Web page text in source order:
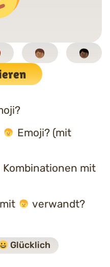
Emoji? (mit
Kombinationen mit
verwandt?
Glücklich